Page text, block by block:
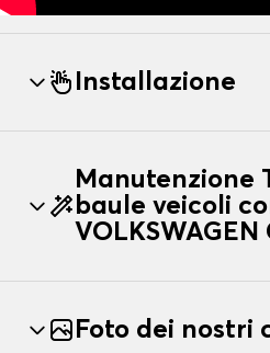
Installazione
Manutenzione
baule veicoli
VOLKSWAGEN
Foto dei nostri